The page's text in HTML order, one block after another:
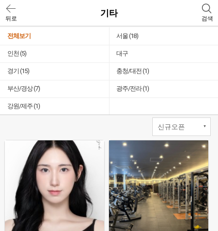
뒤로
기타
검색
전체보기 서울(18)
인천 (5) 대구
경기 (15) 충청/대전 (1)
부산/경상(7) 광주/전라(1)
강원/제주(1)